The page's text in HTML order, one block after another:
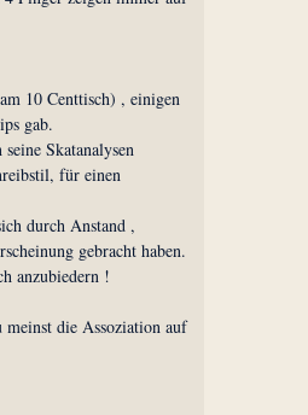
10 Centtisch) , einigen
gab.
Skatanalysen
für einen
durch Anstand ,
gebracht haben.
anzubiedern !
meinst die Assoziation auf